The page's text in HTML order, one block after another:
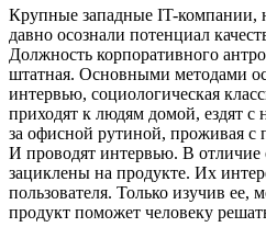
Крупные западные IT-компании,
давно осознали потенциал
Должность корпоративного
штатная. Основными методами
интервью, социологическая
приходят к людям домой, ездят
за офисной рутиной, проживая с
И проводят интервью. В отличие
зациклены на продукте. Их
пользователя. Только изучив ее,
продукт поможет человеку